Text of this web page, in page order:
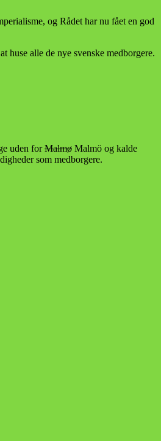
og Rådet har nu fået en god
alle de nye svenske medborgere.
uden forMalmø Malmö og kalde
som medborgere.